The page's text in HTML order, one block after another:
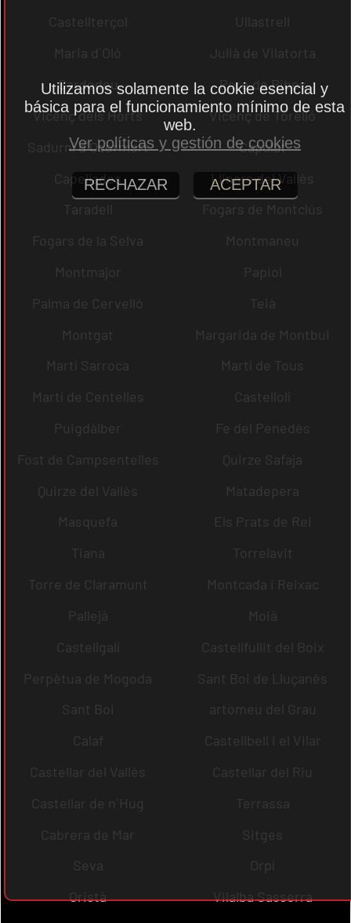
Castellterçol
Ullastrell
Maria d´Oló
Julià de Vilatorta
Cardedeu
Pere de Ribes
Vicenç dels Horts
Vicenç de Torelló
Sadurní d´Osormort
Capolat
Capellades
Llinars del Vallès
Taradell
Fogars de Montclús
Fogars de la Selva
Montmaneu
Montmajor
Papiol
Palma de Cervelló
Teià
Montgat
Margarida de Montbui
Martí Sarroca
Martí de Tous
Martí de Centelles
Castellolí
Puigdàlber
Fe del Penedès
Fost de Campsentelles
Quirze Safaja
Quirze del Vallès
Matadepera
Masquefa
Els Prats de Rei
Tiana
Torrelavit
Torre de Claramunt
Montcada i Reixac
Pallejà
Moià
Castellgalí
Castellfullit del Boix
Perpètua de Mogoda
Sant Boi de Lluçanès
Sant Boi
artomeu del Grau
Calaf
Castellbell i el Vilar
Castellar del Vallès
Castellar del Riu
Castellar de n´Hug
Terrassa
Cabrera de Mar
Sitges
Seva
Orpí
Oristà
Vilalba Sasserra
Utilizamos solamente la cookie esencial y
básica para el funcionamiento mínimo de esta
web.
Ver políticas y gestión de cookies
RECHAZAR ACEPTAR